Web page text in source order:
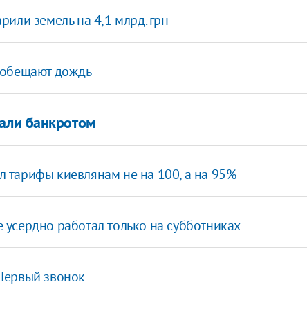
земель на 4,1 млрд. грн
дождь
банкротом
тарифы киевлянам не на 100, а на 95%
работал только на субботниках
звонок